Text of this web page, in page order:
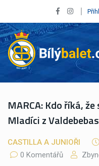
MARCA: Kdo říká,
Mladíci z
CASTILLA A JUNIOŘI
0 Komentářů